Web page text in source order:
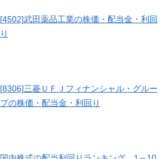
[4502]武田薬品工業の株価・配当金・利回
り
[8306]三菱ＵＦＪフィナンシャル・グルー
プの株価・配当金・利回り